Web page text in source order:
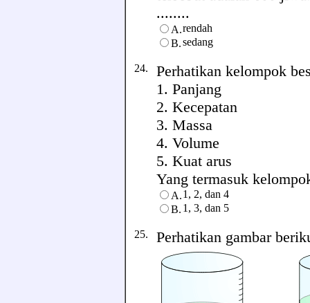
........
A.rendah
B.sedang
24. Perhatikan kelompok
1. Panjang
2. Kecepatan
3. Massa
4. Volume
5. Kuat arus
Yang termasuk
A.1, 2, dan 4
B. 1, 3, dan 5
25. Perhatikan gambar